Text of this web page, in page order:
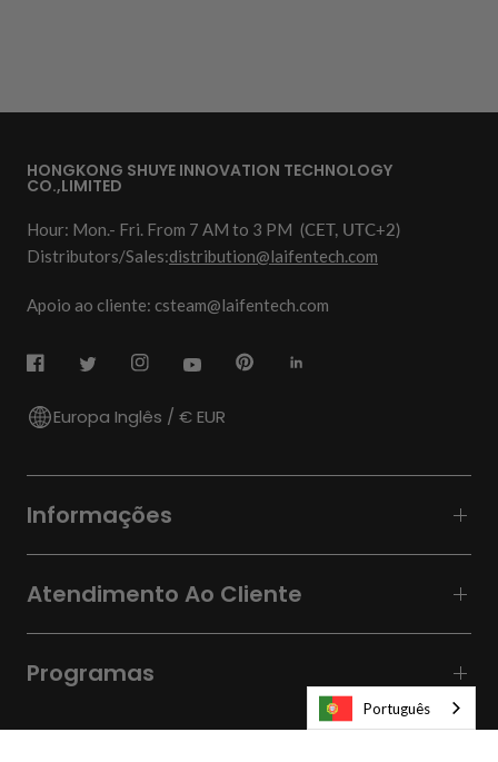
HONGKONG SHUYE INNOVATION TECHNOLOGY
CO.,LIMITED
Hour: Mon.- Fri. From 7 AM to 3 PM (CET, UTC+2)
Distributors/Sales:distribution@laifentech.com
Apoio ao cliente: csteam@laifentech.com
Europa Inglês / € EUR
Informações
Atendimento Ao Cliente
Programas
Português